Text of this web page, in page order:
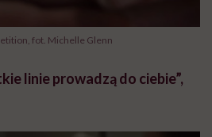
fot. Michelle Glenn
linie prowadzą do ciebie”,